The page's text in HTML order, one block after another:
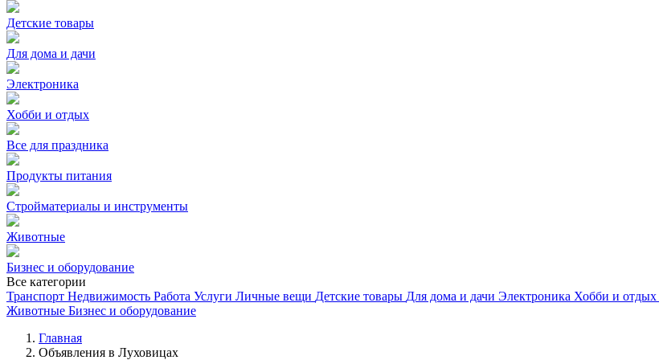
Детские товары
Для дома и дачи
Электроника
Хобби и отдых
Все для праздника
Продукты питания
Стройматериалы и инструменты
Животные
Бизнес и оборудование
Все категории
Транспорт Недвижимость Работа Услуги Личные вещи Детские товары Для дома и дачи Электроника Хобби и отдых
Животные Бизнес и оборудование
Главная
Объявления в Луховицах